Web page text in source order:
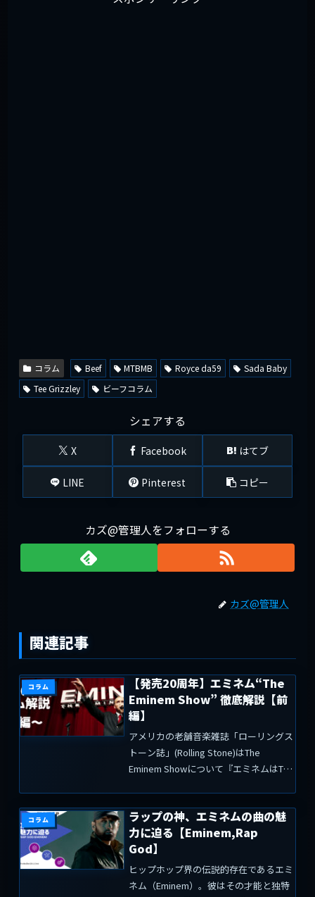
コラム Beef MTBMB Royce da59
Sada Baby
Tee Grizzley
ビーフコラム
シェアする
X Facebook はてブ
LINE Pinterest コピー
カズ@管理人をフォローする
カズ@管理人
関連記事
コラム
【発売20周年】エミネム“The
Eminem Show” 徹底解説【前
編】
アメリカの老舗音楽雑誌「ローリングス
トーン誌」(Rolling Stone)はThe
Eminem Showについて『エミネムはThe
しれない』と評した。Th...
コラム
ラップの神、エミネムの曲の魅
力に迫る【Eminem,Rap
God】
ヒップホップ界の伝説的存在であるエミ
ネム（Eminem）。彼はその才能と独特